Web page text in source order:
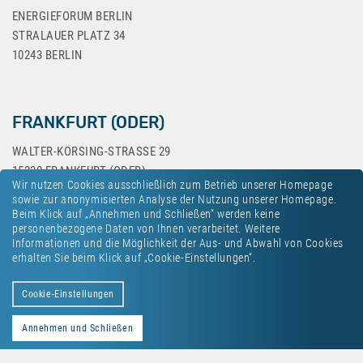
Wir nutzen Cookies ausschließlich zum Betrieb unserer Homepage
sowie zur anonymisierten Analyse der Nutzung unserer Homepage.
Beim Klick auf „Annehmen und Schließen“ werden keine
personenbezogene Daten von Ihnen verarbeitet. Weitere
Informationen und die Möglichkeit der Aus- und Abwahl von Cookies
erhalten Sie beim Klick auf „Cookie-Einstellungen“.
Cookie-Einstellungen
Annehmen und Schließen
ENERGIEFORUM BERLIN
STRALAUER PLATZ 34
10243 BERLIN
FRANKFURT (ODER)
WALTER-KORSING-STRASSE 29
15230 FRANKFURT (ODER)